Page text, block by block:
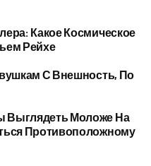
Какое Космическое
Рейхе
С Внешность, По
Моложе На
Противоположному